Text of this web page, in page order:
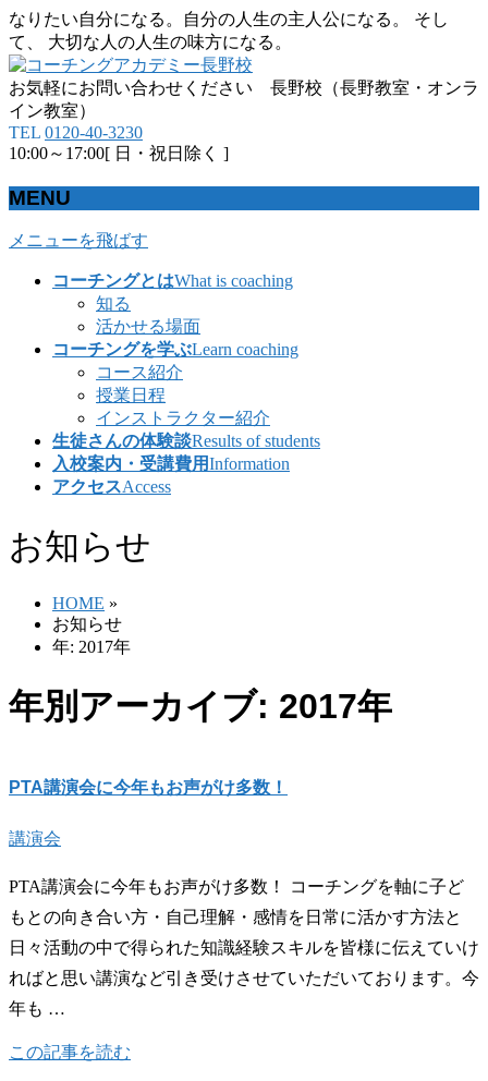
なりたい自分になる。自分の人生の主人公になる。 そし
て、 大切な人の人生の味方になる。
お気軽にお問い合わせください 長野校（長野教室・オンラ
イン教室）
TEL 0120-40-3230
10:00～17:00[ 日・祝日除く ]
MENU
メニューを飛ばす
コーチングとはWhat is coaching
知る
活かせる場面
コーチングを学ぶLearn coaching
コース紹介
授業日程
インストラクター紹介
生徒さんの体験談Results of students
入校案内・受講費用Information
アクセスAccess
お知らせ
HOME »
お知らせ
年: 2017年
年別アーカイブ: 2017年
PTA講演会に今年もお声がけ多数！
講演会
PTA講演会に今年もお声がけ多数！ コーチングを軸に子ど
もとの向き合い方・自己理解・感情を日常に活かす方法と
日々活動の中で得られた知識経験スキルを皆様に伝えていけ
ればと思い講演など引き受けさせていただいております。今
年も …
この記事を読む